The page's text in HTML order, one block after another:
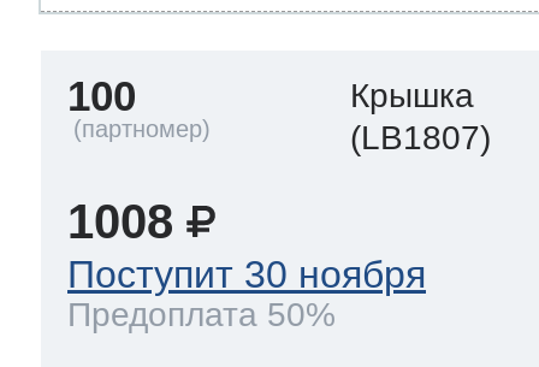
100
Крышка
(LB1807)
1008
Поступит 30 ноября
Предоплата 50%